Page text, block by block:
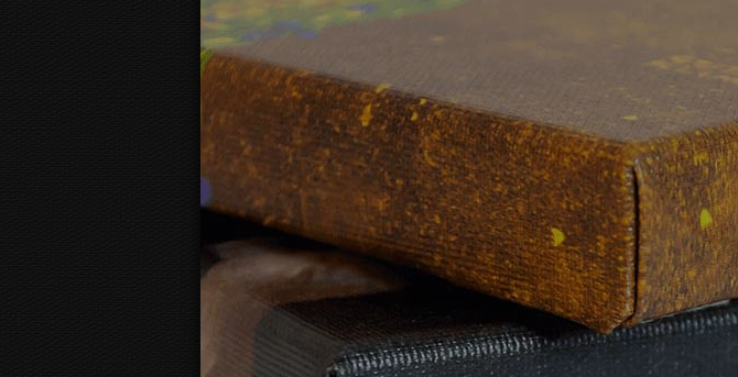
Abstract purple shapes
Начиная с41.86 €
3D вид канвы